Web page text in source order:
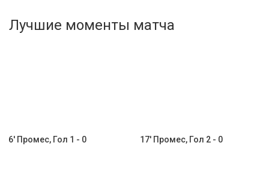
Активировать промокод
Лучшие моменты матча
6' Промес, Гол 1 - 0 17' Промес, Гол 2 - 0